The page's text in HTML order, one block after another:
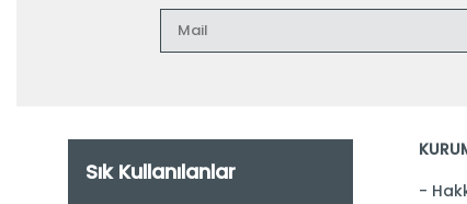
Sık Kullanılanlar